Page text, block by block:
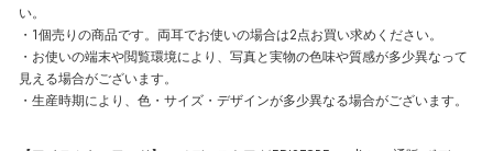
い。
・1個売りの商品です。両耳でお使いの場合は2点お買い求めください。
・お使いの端末や閲覧環境により、写真と実物の色味や質感が多少異なって
見える場合がございます。
・生産時期により、色・サイズ・デザインが多少異なる場合がございます。